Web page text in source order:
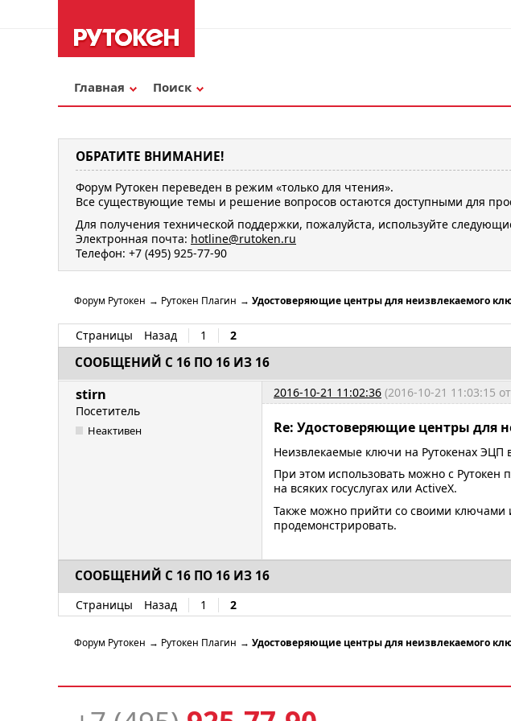
Главная Поиск
ОБРАТИТЕ ВНИМАНИЕ!
Форум Рутокен переведен в режим «только для чтения».
Все существующие темы и решение вопросов остаются доступными для
Для получения технической поддержки, пожалуйста, используйте
Электронная почта: hotline@rutoken.ru
Телефон: +7 (495) 925-77-90
Форум Рутокен → Рутокен Плагин → Удостоверяющие центры для неизвлекаемого
Страницы Назад 1 2
СООБЩЕНИЙ С 16 ПО 16 ИЗ 16
stirn 2016-10-21 11:02:36 (2016-10-21 11:03:15
Посетитель
Неактивен Re: Удостоверяющие центры для
Неизвлекаемые ключи на Рутокенах ЭЦП
При этом использовать можно с Рутокен
на всяких госуслугах или ActiveX.
Также можно прийти со своими ключами
продемонстрировать.
СООБЩЕНИЙ С 16 ПО 16 ИЗ 16
Страницы Назад 1 2
Форум Рутокен → Рутокен Плагин → Удостоверяющие центры для неизвлекаемого